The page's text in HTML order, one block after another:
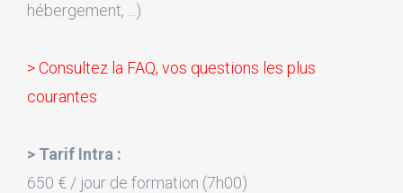
hébergement, ...)
> Consultez la FAQ, vos questions les plus
courantes
> Tarif Intra :
650 € / jour de formation (7h00)